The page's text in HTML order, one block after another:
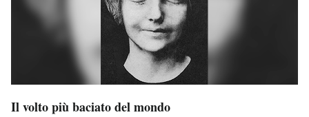
Il volto più baciato del mondo